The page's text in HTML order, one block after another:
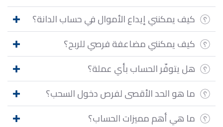
كيف يمكنني إيداع الأموال في حساب الدانة؟
كيف يمكنني مضاعفة فرصي للربح؟
هل يتوفّر الحساب بأي عملة؟
ما هو الحد الأقصى لفرص دخول السحب؟
ما هي أهم مميزات الحساب؟